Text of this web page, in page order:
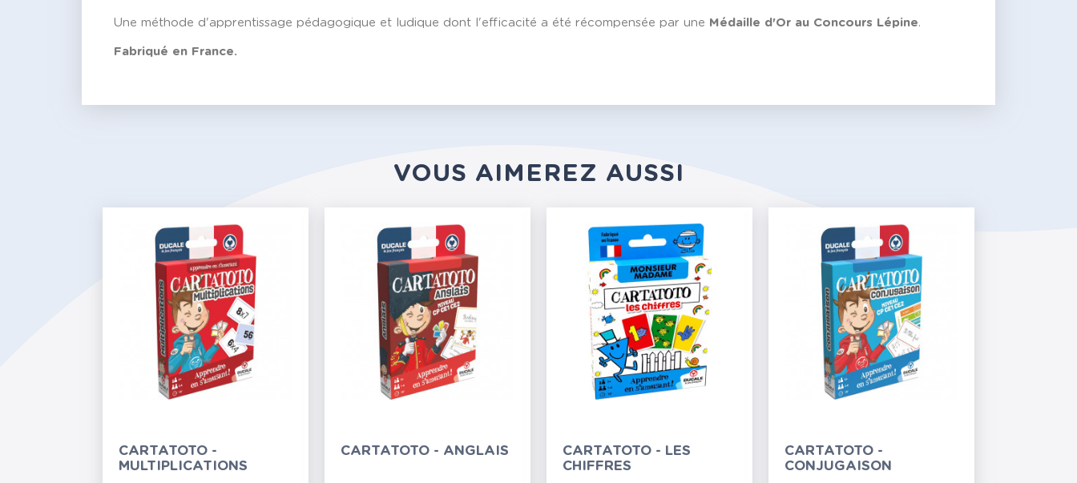
Une méthode d'apprentissage pédagogique et ludique dont l'efficacité a été récompensée par une Médaille d'Or au Concours Lépine.
Fabriqué en France.
VOUS AIMEREZ AUSSI
CARTATOTO -
MULTIPLICATIONS
CARTATOTO - ANGLAIS
CARTATOTO - LES
CHIFFRES
CARTATOTO -
CONJUGAISON